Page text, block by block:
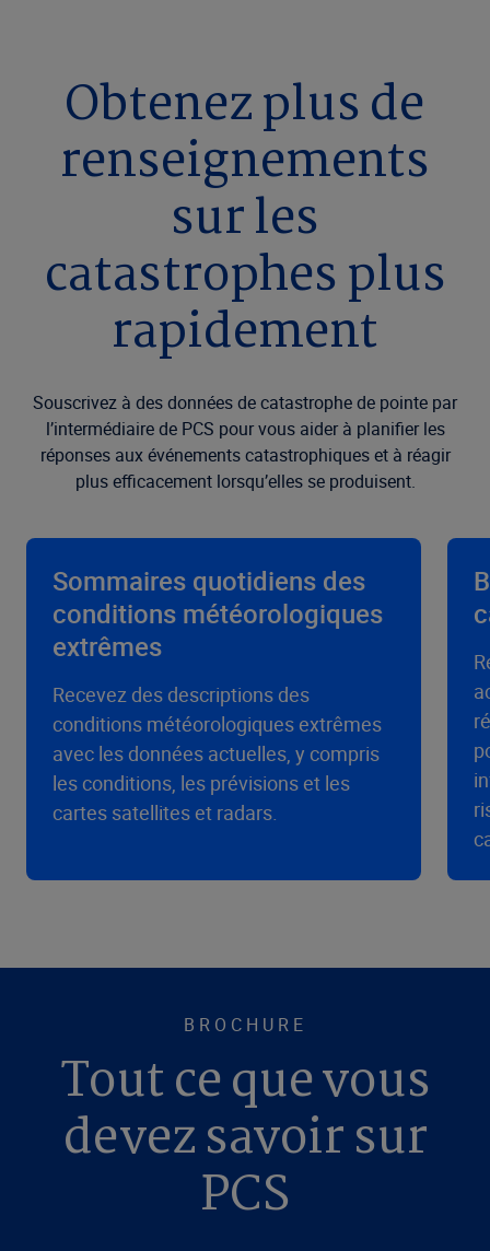
Obtenez plus de
renseignements
sur les
catastrophes plus
rapidement
Souscrivez à des données de catastrophe de pointe par
l’intermédiaire de PCS pour vous aider à planifier les
réponses aux événements catastrophiques et à réagir
plus efficacement lorsqu’elles se produisent.
Sommaires quotidiens des
conditions météorologiques
extrêmes
Recevez des descriptions des
conditions météorologiques extrêmes
avec les données actuelles, y compris
les conditions, les prévisions et les
cartes satellites et radars.
BROCHURE
Tout ce que vous
devez savoir sur
PCS